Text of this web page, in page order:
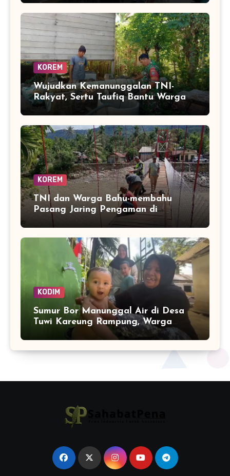
KOREM
Wujudkan Kemanunggalan TNI-
Rakyat, Sertu Taufiq Bantu Warga
Bangun Sarana Air Bersih
KOREM
TNI dan Warga Bahu-membahu
Pasang Jaring Pengaman di
Jembatan Perintis Betung Ateuh
Benggalang, Segera Siap Digunakan
KODIM
Sumur Bor Manunggal Air di Desa
Tuwi Kareung Rampung, Warga
Sambut dengan Senyum